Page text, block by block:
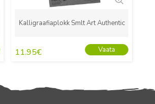
Kalligraafiaplokk Smlt Art Authentic
11.95€ Vaata